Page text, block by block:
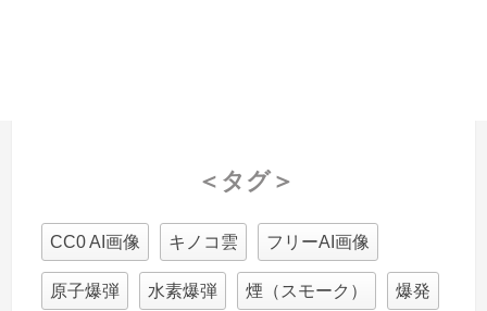
＜タグ＞
CC0 AI画像 キノコ雲 フリーAI画像
原子爆弾 水素爆弾 煙（スモーク） 爆発